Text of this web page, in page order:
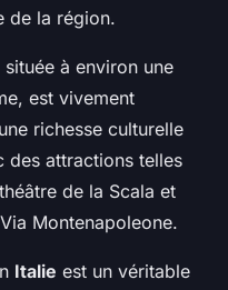
de la région.
située à environ une
est vivement
richesse culturelle
des attractions telles
de la Scala et
Montenapoleone.
Italie est un véritable